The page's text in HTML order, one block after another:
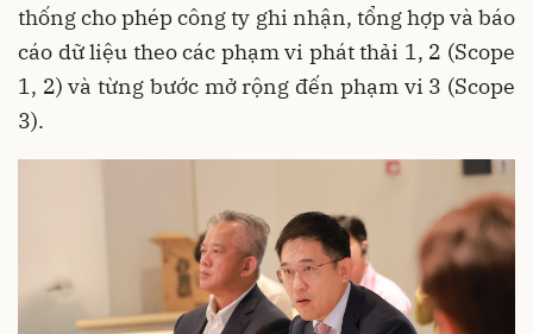
thống cho phép công ty ghi nhận, tổng hợp và báo
cáo dữ liệu theo các phạm vi phát thải 1, 2 (Scope
1, 2) và từng bước mở rộng đến phạm vi 3 (Scope
3).